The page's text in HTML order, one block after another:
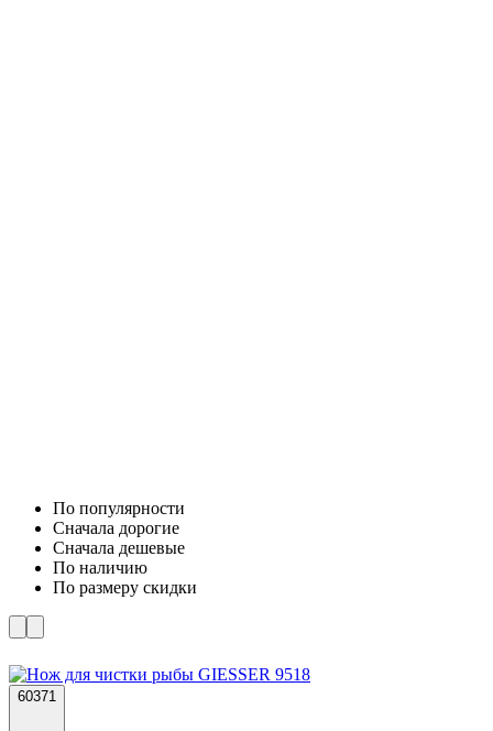
По популярности
Cначала дорогие
Cначала дешевые
По наличию
По размеру скидки
60371